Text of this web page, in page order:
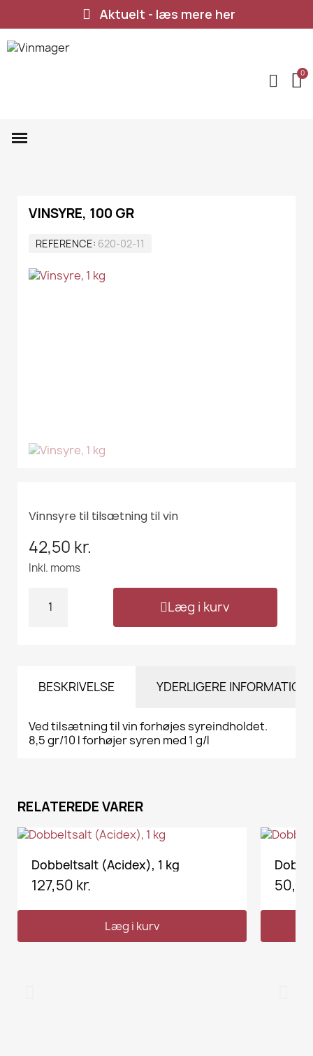
Aktuelt - læs mere her
VINSYRE, 100 GR
REFERENCE 620-02-11
Vinnsyre til tilsætning til vin
42,50 kr.
Inkl. moms
Læg i kurv
BESKRIVELSE YDERLIGERE INFORMATION
Ved tilsætning til vin forhøjes syreindholdet.
8,5 gr/10 l forhøjer syren med 1 g/l
RELATEREDE VARER
VIS HER
Dobbeltsalt (Acidex), 1 kg
127,50 kr.
Læg i kurv